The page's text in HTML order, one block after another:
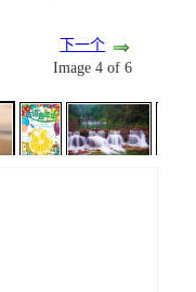
下一个
Image 4 of 6